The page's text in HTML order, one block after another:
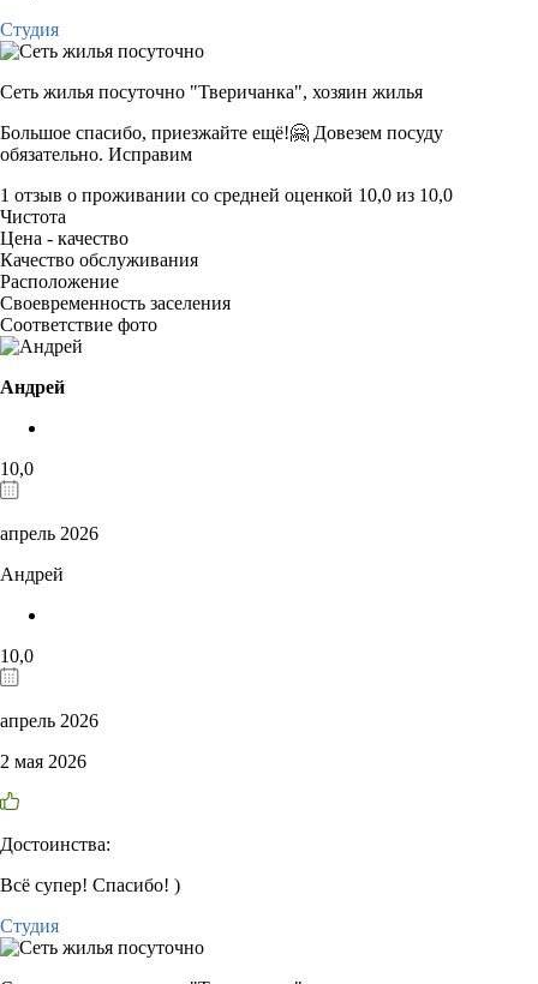
Студия
Сеть жилья посуточно "Тверичанка", хозяин жилья
Большое спасибо, приезжайте ещё!🤗 Довезем посуду
обязательно. Исправим
1 отзыв о проживании со средней оценкой 10,0 из 10,0
Чистота
Цена - качество
Качество обслуживания
Расположение
Своевременность заселения
Соответствие фото
Андрей
10,0
апрель 2026
Андрей
10,0
апрель 2026
2 мая 2026
Достоинства:
Всë супер! Спасибо! )
Студия